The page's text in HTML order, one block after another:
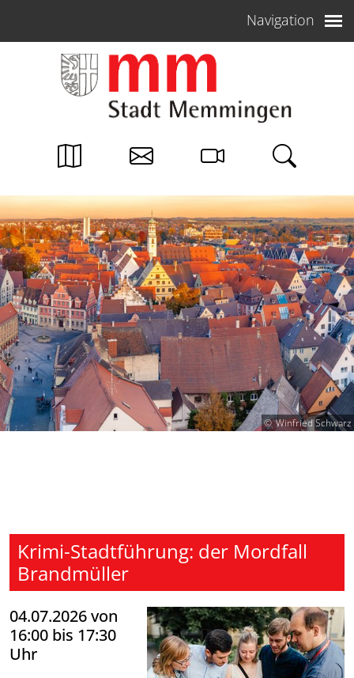
Navigation
Winfried Schwarz
Krimi-Stadtführung: der Mordfall
Brandmüller
04.07.2026 von
16:00 bis 17:30
Uhr